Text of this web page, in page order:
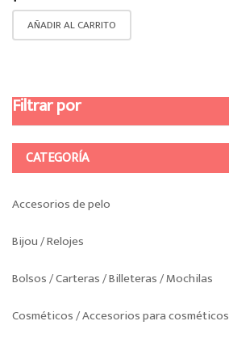
AÑADIR AL CARRITO
Filtrar por
CATEGORÍA
Accesorios de pelo
Bijou / Relojes
Bolsos / Carteras / Billeteras / Mochilas
Cosméticos / Accesorios para cosméticos